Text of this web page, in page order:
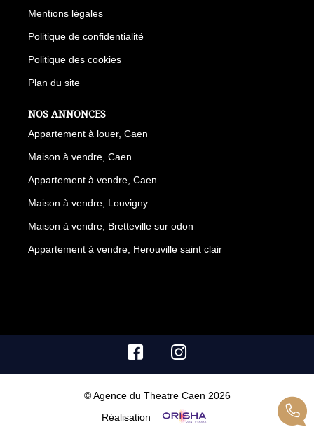
Mentions légales
Politique de confidentialité
Politique des cookies
Plan du site
NOS ANNONCES
Appartement à louer, Caen
Maison à vendre, Caen
Appartement à vendre, Caen
Maison à vendre, Louvigny
Maison à vendre, Bretteville sur odon
Appartement à vendre, Herouville saint clair
© Agence du Theatre Caen 2026
Réalisation